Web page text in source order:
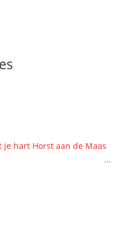
je hart Horst aan de Maas
...